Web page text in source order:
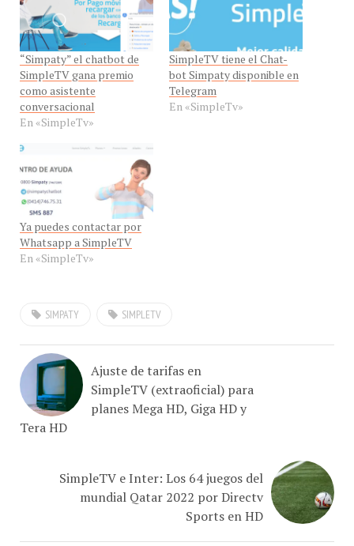
“Simpaty” el chatbot de
SimpleTV gana premio
como asistente
conversacional
En «SimpleTv»
SimpleTV tiene el Chat-
bot Simpaty disponible en
Telegram
En «SimpleTv»
Ya puedes contactar por
Whatsapp a SimpleTV
En «SimpleTv»
SimpleTV (extraoficial) para
planes Mega HD, Giga HD y
Tera HD
mundial Qatar 2022 por Directv
Sports en HD